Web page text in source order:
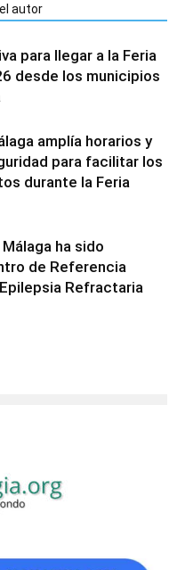
autor
para llegar a la Feria
desde los municipios
amplía horarios y
para facilitar los
durante la Feria
ha sido
de Referencia
Refractaria